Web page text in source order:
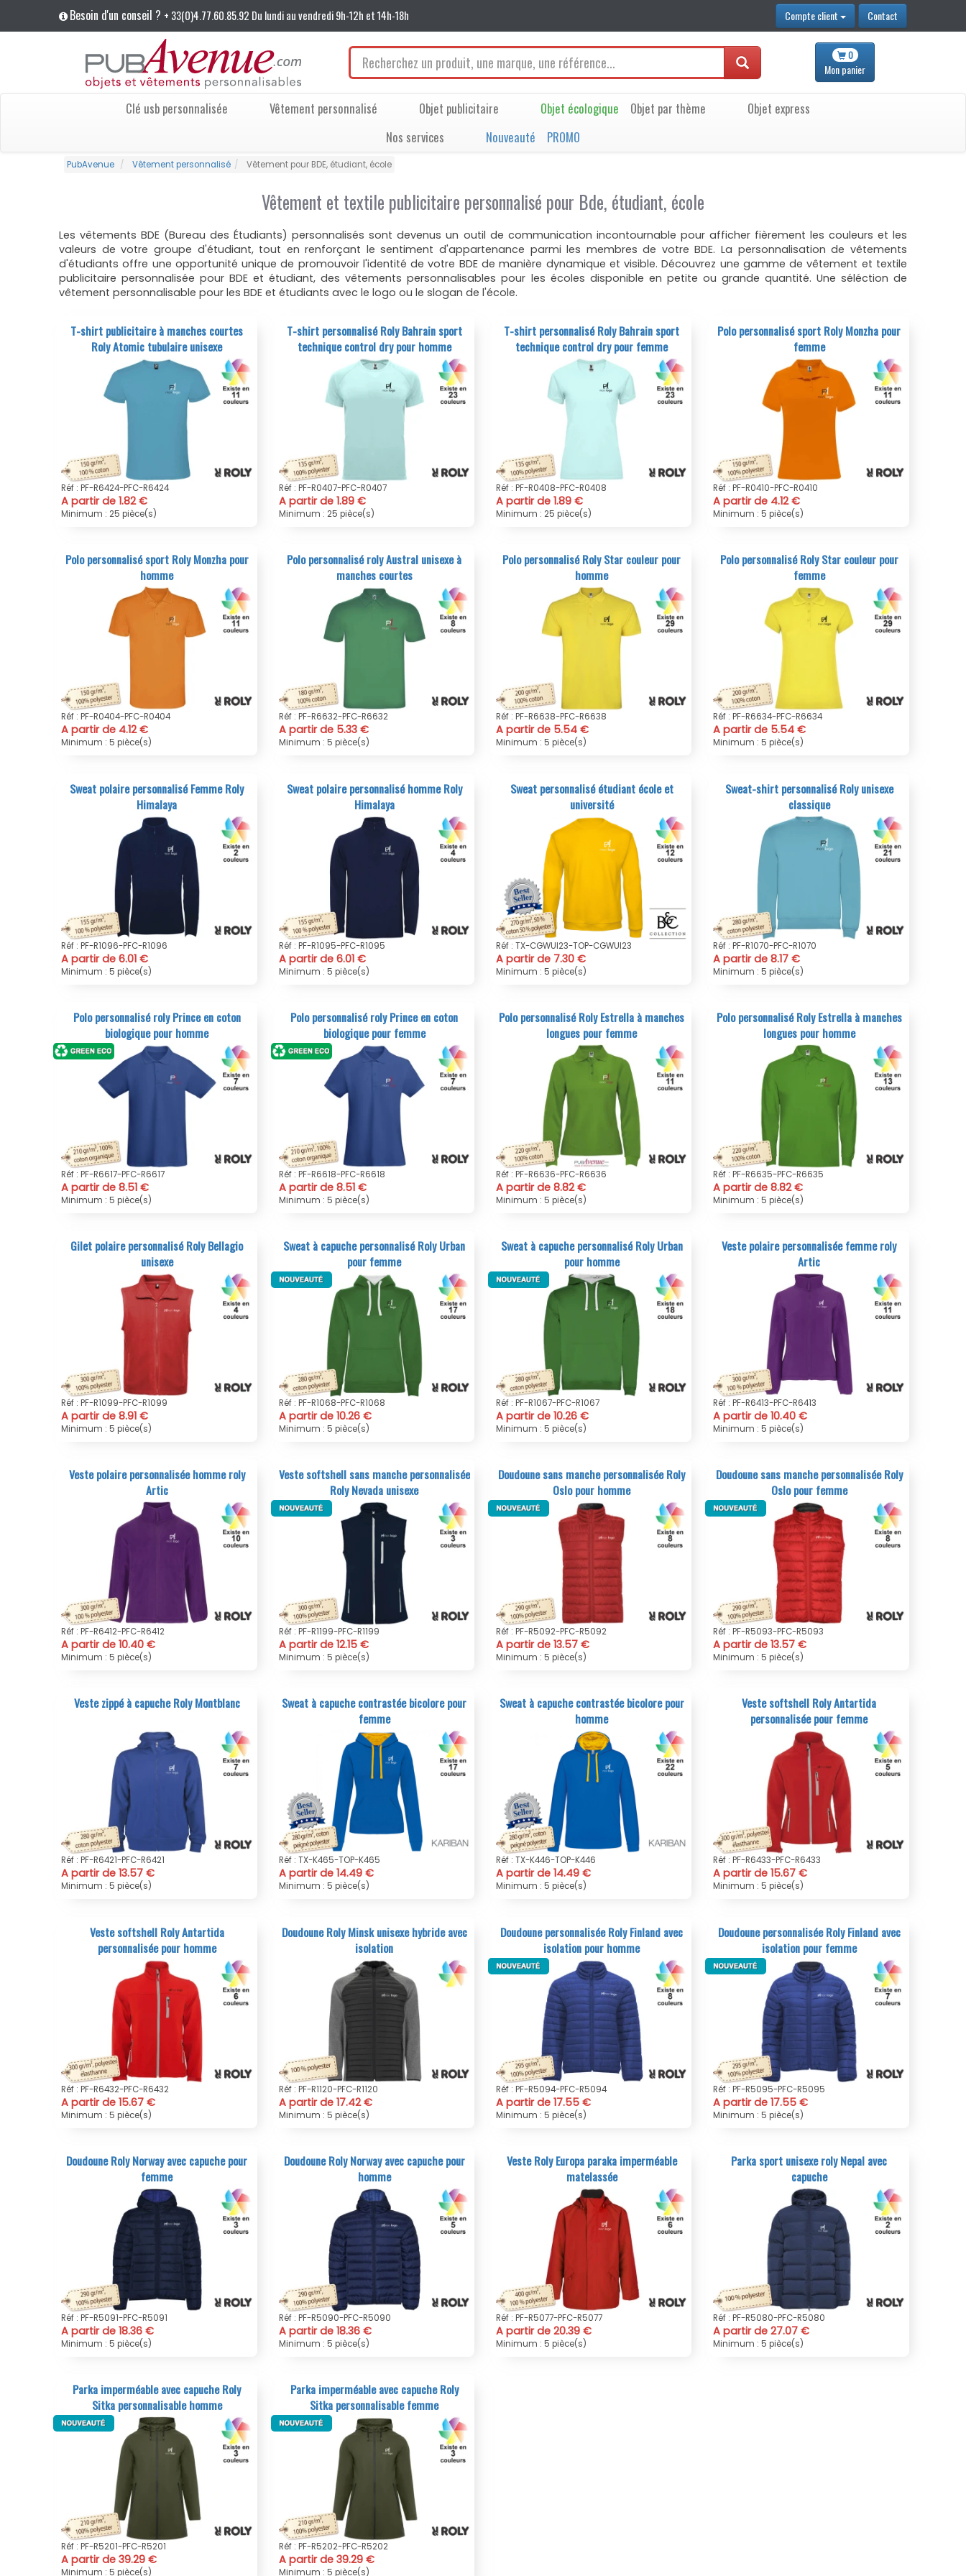
Besoin d'un conseil ? + 33(0)4.77.60.85.92 Du lundi au vendredi 9h-12h et 14h-18h Compte client Contact
0
Monpanier
Clé usb personnalisée Vêtement personnalisé Objet publicitaire Objet écologique Objet par thème
Objet express
Nos services
Nouveauté PROMO
PubAvenue Vêtement personnalisé Vêtement pour BDE, étudiant, école
Vêtement et textile publicitaire personnalisé pour Bde, étudiant, école
Les vêtements BDE (Bureau des Étudiants) personnalisés sont devenus un outil de communication incontournable pour afficher fièrement les couleurs et les
valeurs de votre groupe d'étudiant, tout en renforçant le sentiment d'appartenance parmi les membres de votre BDE. La personnalisation de vêtements
d'étudiants offre une opportunité unique de promouvoir l'identité de votre BDE de manière dynamique et visible. Découvrez une gamme de vêtement et textile
publicitaire personnalisée pour BDE et étudiant, des vêtements personnalisables pour les écoles disponible en petite ou grande quantité. Une séléction de
vêtement personnalisable pour les BDE et étudiants avec le logo ou le slogan de l'école.
T-shirt publicitaire à manches courtes
Roly Atomic tubulaire unisexe
Réf : PF-R6424-PFC-R6424
A partir de 1.82 €
Minimum : 25 pièce(s)
T-shirt personnalisé Roly Bahrain sport
technique control dry pour homme
Réf : PF-R0407-PFC-R0407
A partir de 1.89 €
Minimum : 25 pièce(s)
T-shirt personnalisé Roly Bahrain sport
technique control dry pour femme
Réf : PF-R0408-PFC-R0408
A partir de 1.89 €
Minimum : 25 pièce(s)
Polo personnalisé sport Roly Monzha pour
femme
Réf : PF-R0410-PFC-R0410
A partir de 4.12 €
Minimum : 5 pièce(s)
Polo personnalisé sport Roly Monzha pour
homme
Réf : PF-R0404-PFC-R0404
A partir de 4.12 €
Minimum : 5 pièce(s)
Polo personnalisé roly Austral unisexe à
manches courtes
Réf : PF-R6632-PFC-R6632
A partir de 5.33 €
Minimum : 5 pièce(s)
Polo personnalisé Roly Star couleur pour
homme
Réf : PF-R6638-PFC-R6638
A partir de 5.54 €
Minimum : 5 pièce(s)
Polo personnalisé Roly Star couleur pour
femme
Réf : PF-R6634-PFC-R6634
A partir de 5.54 €
Minimum : 5 pièce(s)
Sweat polaire personnalisé Femme Roly
Himalaya
Réf : PF-R1096-PFC-R1096
A partir de 6.01 €
Minimum : 5 pièce(s)
Sweat polaire personnalisé homme Roly
Himalaya
Réf : PF-R1095-PFC-R1095
A partir de 6.01 €
Minimum : 5 pièce(s)
Sweat personnalisé étudiant école et
université
Réf : TX-CGWUI23-TOP-CGWUI23
A partir de 7.30 €
Minimum : 5 pièce(s)
Sweat-shirt personnalisé Roly unisexe
classique
Réf : PF-R1070-PFC-R1070
A partir de 8.17 €
Minimum : 5 pièce(s)
Polo personnalisé roly Prince en coton
biologique pour homme
Réf : PF-R6617-PFC-R6617
A partir de 8.51 €
Minimum : 5 pièce(s)
Polo personnalisé roly Prince en coton
biologique pour femme
Réf : PF-R6618-PFC-R6618
A partir de 8.51 €
Minimum : 5 pièce(s)
Polo personnalisé Roly Estrella à manches
longues pour femme
Réf : PF-R6636-PFC-R6636
A partir de 8.82 €
Minimum : 5 pièce(s)
Polo personnalisé Roly Estrella à manches
longues pour homme
Réf : PF-R6635-PFC-R6635
A partir de 8.82 €
Minimum : 5 pièce(s)
Gilet polaire personnalisé Roly Bellagio
unisexe
Réf : PF-R1099-PFC-R1099
A partir de 8.91 €
Minimum : 5 pièce(s)
Sweat à capuche personnalisé Roly Urban
pour femme
Réf : PF-R1068-PFC-R1068
A partir de 10.26 €
Minimum : 5 pièce(s)
Sweat à capuche personnalisé Roly Urban
pour homme
Réf : PF-R1067-PFC-R1067
A partir de 10.26 €
Minimum : 5 pièce(s)
Veste polaire personnalisée femme roly
Artic
Réf : PF-R6413-PFC-R6413
A partir de 10.40 €
Minimum : 5 pièce(s)
Veste polaire personnalisée homme roly
Artic
Réf : PF-R6412-PFC-R6412
A partir de 10.40 €
Minimum : 5 pièce(s)
Veste softshell sans manche personnalisée
Roly Nevada unisexe
Réf : PF-R1199-PFC-R1199
A partir de 12.15 €
Minimum : 5 pièce(s)
Doudoune sans manche personnalisée Roly
Oslo pour homme
Réf : PF-R5092-PFC-R5092
A partir de 13.57 €
Minimum : 5 pièce(s)
Doudoune sans manche personnalisée Roly
Oslo pour femme
Réf : PF-R5093-PFC-R5093
A partir de 13.57 €
Minimum : 5 pièce(s)
Veste zippé à capuche Roly Montblanc
Réf : PF-R6421-PFC-R6421
A partir de 13.57 €
Minimum : 5 pièce(s)
Sweat à capuche contrastée bicolore pour
femme
Réf : TX-K465-TOP-K465
A partir de 14.49 €
Minimum : 5 pièce(s)
Sweat à capuche contrastée bicolore pour
homme
Réf : TX-K446-TOP-K446
A partir de 14.49 €
Minimum : 5 pièce(s)
Veste softshell Roly Antartida
personnalisée pour femme
Réf : PF-R6433-PFC-R6433
A partir de 15.67 €
Minimum : 5 pièce(s)
Veste softshell Roly Antartida
personnalisée pour homme
Réf : PF-R6432-PFC-R6432
A partir de 15.67 €
Minimum : 5 pièce(s)
Doudoune Roly Minsk unisexe hybride avec
isolation
Réf : PF-R1120-PFC-R1120
A partir de 17.42 €
Minimum : 5 pièce(s)
Doudoune personnalisée Roly Finland avec
isolation pour homme
Réf : PF-R5094-PFC-R5094
A partir de 17.55 €
Minimum : 5 pièce(s)
Doudoune personnalisée Roly Finland avec
isolation pour femme
Réf : PF-R5095-PFC-R5095
A partir de 17.55 €
Minimum : 5 pièce(s)
Doudoune Roly Norway avec capuche pour
femme
Réf : PF-R5091-PFC-R5091
A partir de 18.36 €
Minimum : 5 pièce(s)
Doudoune Roly Norway avec capuche pour
homme
Réf : PF-R5090-PFC-R5090
A partir de 18.36 €
Minimum : 5 pièce(s)
Veste Roly Europa paraka imperméable
matelassée
Réf : PF-R5077-PFC-R5077
A partir de 20.39 €
Minimum : 5 pièce(s)
Parka sport unisexe roly Nepal avec
capuche
Réf : PF-R5080-PFC-R5080
A partir de 27.07 €
Minimum : 5 pièce(s)
Parka imperméable avec capuche Roly
Sitka personnalisable homme
Réf : PF-R5201-PFC-R5201
A partir de 39.29 €
Minimum : 5 pièce(s)
Parka imperméable avec capuche Roly
Sitka personnalisable femme
Réf : PF-R5202-PFC-R5202
A partir de 39.29 €
Minimum : 5 pièce(s)